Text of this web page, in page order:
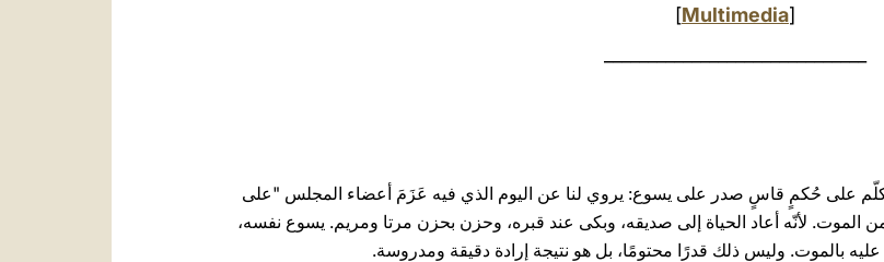
[
Multimedia
]
الذي أصغينا إليه (راجع يوحنّا 11، 45-57) يتكلّم على حُكمٍ قاسٍ صدر على يسوع: يروي لنا عن اليوم الذي فيه عَزَمَ أعضاء المجلس "على
لِعازر من الموت. لأنّه أعاد الحياة إلى صديقه، وبكى عند قبره، وحزن بحزن مرتا ومريم. يسوع نفسه،
بالموت. وليس ذلك قدرًا محتومًا، بل هو نتيجة إرادة دقيقة ومدروسة.